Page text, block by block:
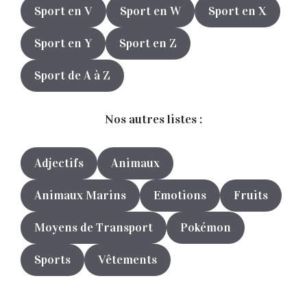
Sport en V Sport en W Sport en X
Sport en Y Sport en Z
Sport de A à Z
Nos autres listes :
Adjectifs Animaux
Animaux Marins Emotions Fruits
Moyens de Transport Pokémon
Sports Vêtements